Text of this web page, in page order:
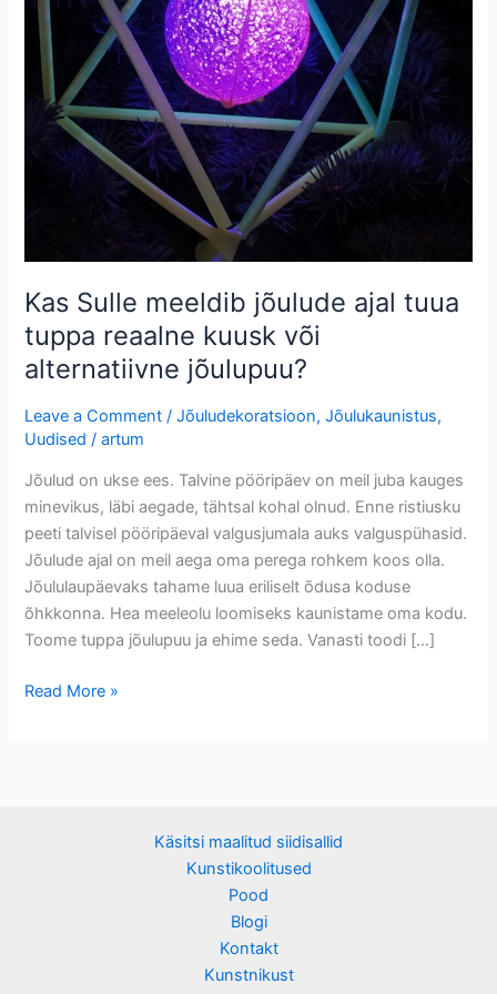
Kas Sulle meeldib jõulude ajal tuua
tuppa reaalne kuusk või
alternatiivne jõulupuu?
Leave a Comment /Jõuludekoratsioon,Jõulukaunistus,
Uudised /artum
Jõulud on ukse ees. Talvine pööripäev on meil juba kauges
minevikus, läbi aegade, tähtsal kohal olnud. Enne ristiusku
peeti talvisel pööripäeval valgusjumala auks valguspühasid.
Jõulude ajal on meil aega oma perega rohkem koos olla.
Jõululaupäevaks tahame luua eriliselt õdusa koduse
õhkkonna. Hea meeleolu loomiseks kaunistame oma kodu.
Toome tuppa jõulupuu ja ehime seda. Vanasti toodi […]
reaalne
kuusk
või
alternatiivne
jõulupuu?
Read More »
Käsitsi maalitud siidisallid
Kunstikoolitused
Pood
Blogi
Kontakt
Kunstnikust